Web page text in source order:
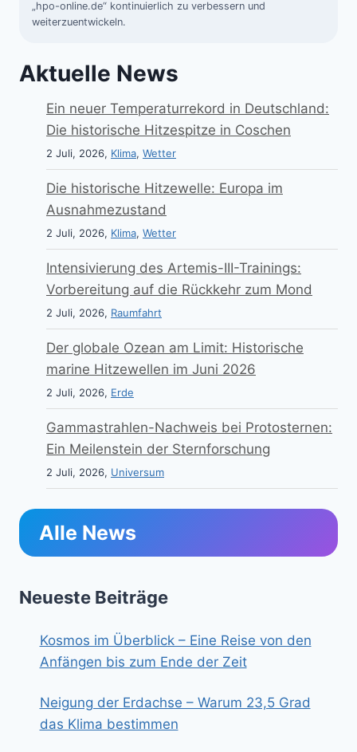
„hpo-online.de“ kontinuierlich zu verbessern und
weiterzuentwickeln.
Aktuelle News
Ein neuer Temperaturrekord in Deutschland:
Die historische Hitzespitze in Coschen
2 Juli, 2026, Klima, Wetter
Die historische Hitzewelle: Europa im
Ausnahmezustand
2 Juli, 2026, Klima, Wetter
Intensivierung des Artemis-III-Trainings:
Vorbereitung auf die Rückkehr zum Mond
2 Juli, 2026, Raumfahrt
Der globale Ozean am Limit: Historische
marine Hitzewellen im Juni 2026
2 Juli, 2026, Erde
Gammastrahlen-Nachweis bei Protosternen:
Ein Meilenstein der Sternforschung
2 Juli, 2026, Universum
Alle News
Neueste Beiträge
Kosmos im Überblick – Eine Reise von den
Anfängen bis zum Ende der Zeit
Neigung der Erdachse – Warum 23,5 Grad
das Klima bestimmen